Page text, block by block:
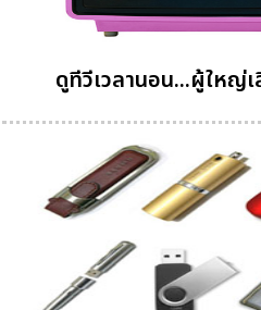
ดูทีวีเวลานอน...ผู้ใหญ่เ